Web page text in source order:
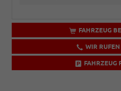
FAHRZEUG
WIR
FAHRZEUG